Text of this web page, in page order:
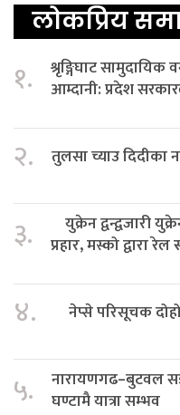
लोकप्रिय
१.
श्रृङ्गिघाट सामुदायिक
आम्दानी: प्रदेश
२. तुलसा च्याउ दिदीका
३.
युक्रेन द्वन्द्वजारी
प्रहार, मस्को द्वारा
४. नेप्से परिसूचक
५.
नारायणगढ–बुटवल
घण्टामै यात्रा सम्भव